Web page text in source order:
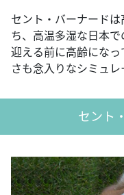
セント・バーナード
ち、高温多湿な日本
迎える前に高齢にな
さも念入りなシミュレ
セント